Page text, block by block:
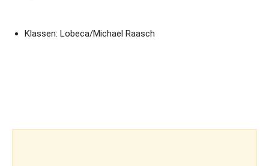
Klassen: Lobeca/Michael Raasch